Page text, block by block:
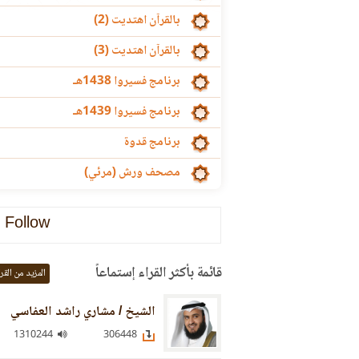
بالقرآن اهتديت (2)
بالقرآن اهتديت (3)
برنامج فسيروا 1438هـ
برنامج فسيروا 1439هـ
برنامج قدوة
مصحف ورش (مرئي)
Follow
قائمة بأكثر القراء إستماعاً المزيد من
الشيخ / مشاري راشد العفاسي